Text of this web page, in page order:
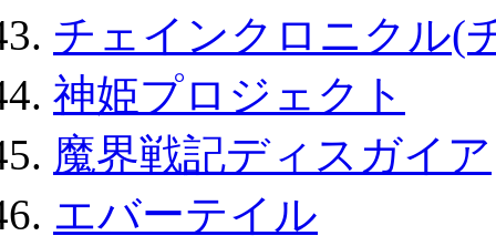
チェインクロニクル(
神姫プロジェクト
魔界戦記ディスガイア
エバーテイル